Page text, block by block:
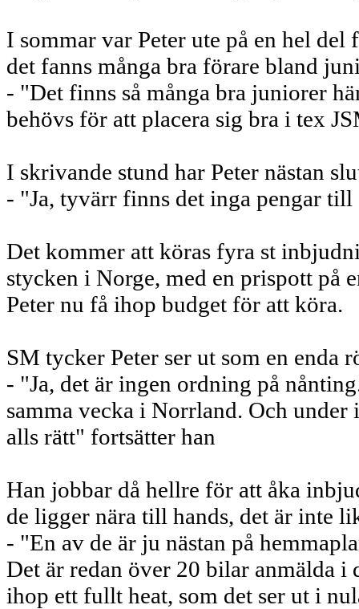
I sommar var Peter ute på en hel
det fanns många bra förare bland
- "Det finns så många bra juniorer
behövs för att placera sig bra i tex
I skrivande stund har Peter nästan
- "Ja, tyvärr finns det inga pengar till
Det kommer att köras fyra st
stycken i Norge, med en prispott på
Peter nu få ihop budget för att köra.
SM tycker Peter ser ut som en enda
- "Ja, det är ingen ordning på
samma vecka i Norrland. Och
alls rätt" fortsätter han
Han jobbar då hellre för att åka
de ligger nära till hands, det är inte
- "En av de är ju nästan på
Det är redan över 20 bilar anmälda
ihop ett fullt heat, som det ser ut i